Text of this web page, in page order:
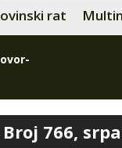
rat
Broj 766,